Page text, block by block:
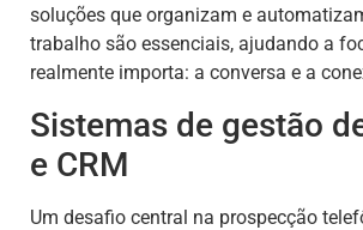
soluções que organizam e
trabalho são essenciais, ajudando a
realmente importa: a conversa e a
Sistemas de gestão
e CRM
Um desafio central na prospecção